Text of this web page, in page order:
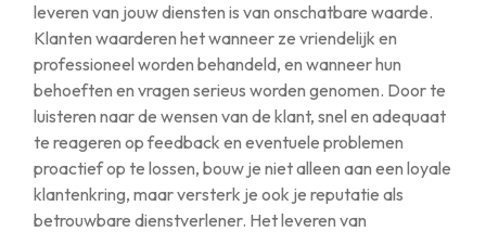
leveren van jouw diensten is van onschatbare waarde.
Klanten waarderen het wanneer ze vriendelijk en
professioneel worden behandeld, en wanneer hun
behoeften en vragen serieus worden genomen. Door te
luisteren naar de wensen van de klant, snel en adequaat
te reageren op feedback en eventuele problemen
proactief op te lossen, bouw je niet alleen aan een loyale
klantenkring, maar versterk je ook je reputatie als
betrouwbare dienstverlener. Het leveren van